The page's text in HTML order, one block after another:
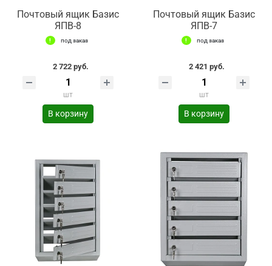
Почтовый ящик Базис
ЯПВ-8
под заказ
2 722 руб.
шт
В корзину
Почтовый ящик Базис
ЯПВ-7
под заказ
2 421 руб.
шт
В корзину